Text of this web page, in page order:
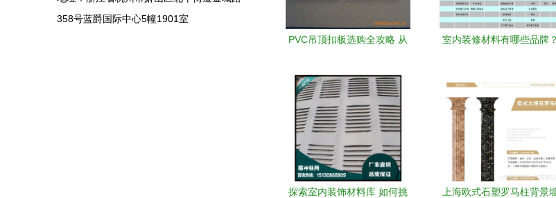
358号蓝爵国际中心5幢1901室
PVC吊顶扣板选购全攻略 从
高性价比天花板
室内装修材料有哪些品牌？
探索室内装饰材料库 如何挑
上海欧式石塑罗马柱背景